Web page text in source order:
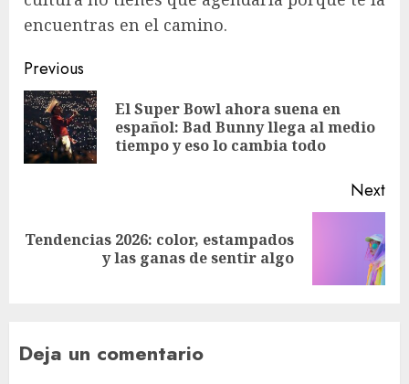
encuentras en el camino.​​​​​​​​​​​​​​​​
Post
navigation
Previous
El Super Bowl ahora suena en
español: Bad Bunny llega al medio
tiempo y eso lo cambia todo
Next
Next
Tendencias 2026: color, estampados
y las ganas de sentir algo
Deja un comentario